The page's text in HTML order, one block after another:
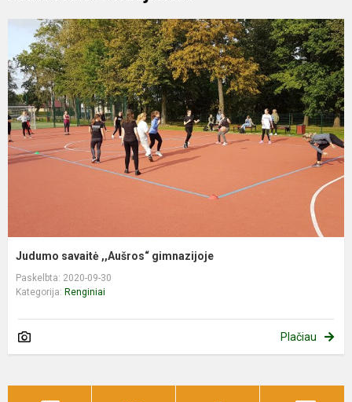
Judumo savaitė ,,Aušros“ gimnazijoje
Paskelbta: 2020-09-30
Kategorija: Renginiai
Plačiau